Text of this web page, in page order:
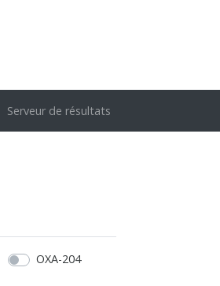
Serveur de résultats
OXA-204